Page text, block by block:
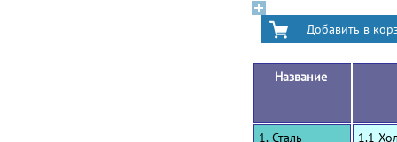
Название
1. Сталь
1.1